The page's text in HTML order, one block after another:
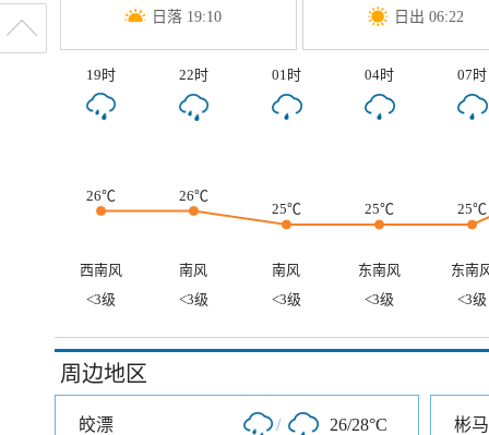
日落 19:10 日出 06:22
19时 22时 01时 04时 07时
26℃
26℃
25℃
25℃ 25℃
西南风 南风 南风 东南风
东南
<3级
<3级 <3级 <3级 <3级
周边地区
皎漂 / 26/28°C 彬